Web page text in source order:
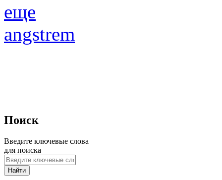
еще
angstrem
Поиск
Введите ключевые слова
для поиска